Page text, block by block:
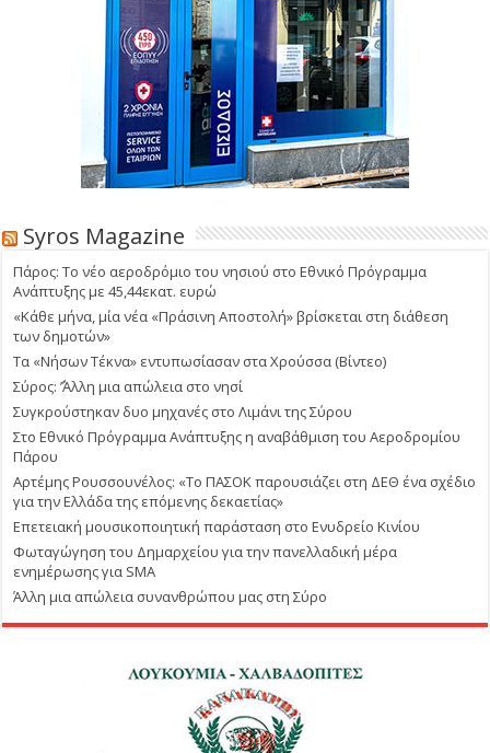
Syros Magazine
Πάρος: Το νέο αεροδρόμιο του νησιού στο Εθνικό Πρόγραμμα
Ανάπτυξης με 45,44εκατ. ευρώ
«Κάθε μήνα, μία νέα «Πράσινη Αποστολή» βρίσκεται στη διάθεση
των δημοτών»
Τα «Νήσων Τέκνα» εντυπωσίασαν στα Χρούσσα (Βίντεο)
Σύρος: ΄’Άλλη μια απώλεια στο νησί
Συγκρούστηκαν δυο μηχανές στο Λιμάνι της Σύρου
Στο Εθνικό Πρόγραμμα Ανάπτυξης η αναβάθμιση του Αεροδρομίου
Πάρου
Αρτέμης Ρουσσουνέλος: «Το ΠΑΣΟΚ παρουσιάζει στη ΔΕΘ ένα σχέδιο
για την Ελλάδα της επόμενης δεκαετίας»
Επετειακή μουσικοποιητική παράσταση στο Ενυδρείο Κινίου
Φωταγώγηση του Δημαρχείου για την πανελλαδική μέρα
ενημέρωσης για SMA
Άλλη μια απώλεια συνανθρώπου μας στη Σύρο